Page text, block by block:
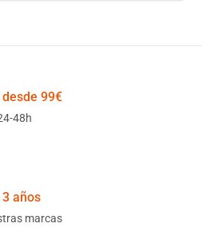
99€
48h
años
marcas